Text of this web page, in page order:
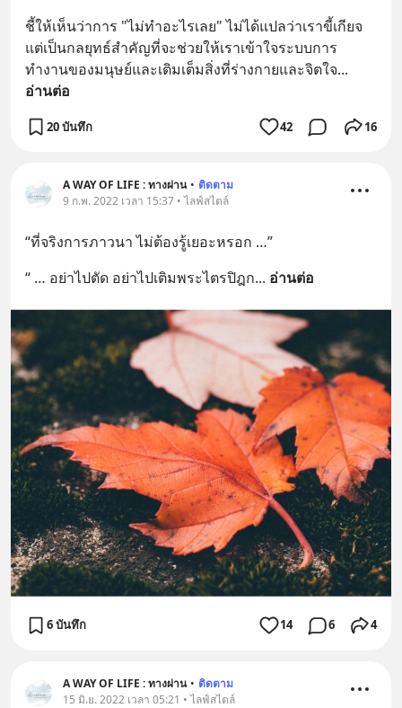
ชี้ให้เห็นว่าการ "ไม่ทำอะไรเลย" ไม่ได้แปลว่าเราขี้เกียจ
แต่เป็นกลยุทธ์สำคัญที่จะช่วยให้เราเข้าใจระบบการ
ทำงานของมนุษย์และเติมเต็มสิ่งที่ร่างกายและจิตใจ
อ่านต่อ
20 บันทึก 42 16
A WAY OF LIFE : ทางผ่าน • ติดตาม
9 ก.พ. 2022 เวลา 15:37 • ไลฟ์สไตล์
“ที่จริงการภาวนา ไม่ต้องรู้เยอะหรอก …”
“ … อย่าไปตัด อย่าไปเติมพระไตรปิฎก... อ่านต่อ
6 บันทึก 14 6 4
A WAY OF LIFE : ทางผ่าน • ติดตาม
15 มิ.ย. 2022 เวลา 05:21 • ไลฟ์สไตล์